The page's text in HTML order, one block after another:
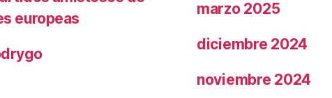
europeas
marzo 2025
diciembre 2024
noviembre 2024